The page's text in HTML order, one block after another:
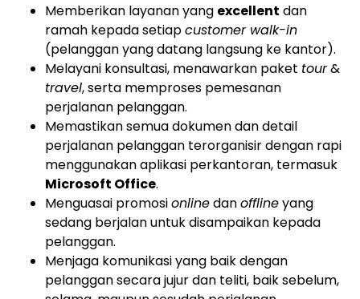
Memberikan layanan yang excellent dan
ramah kepada setiapcustomer walk-in
(pelanggan yang datang langsung ke kantor).
Melayani konsultasi, menawarkan paket tour&
travel, serta memproses pemesanan
perjalanan pelanggan.
Memastikan semua dokumen dan detail
perjalanan pelanggan terorganisir dengan rapi
menggunakan aplikasi perkantoran, termasuk
Microsoft Office.
Menguasai promosionlinedanofflineyang
sedang berjalan untuk disampaikan kepada
pelanggan.
Menjaga komunikasi yang baik dengan
pelanggan secara jujur dan teliti, baik sebelum,